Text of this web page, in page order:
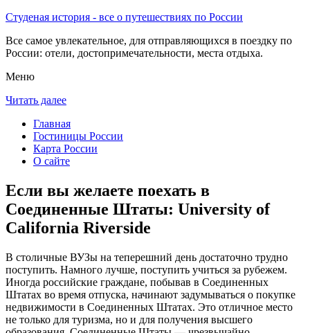
Студеная история - все о путешествиях по России
Все самое увлекательное, для отправляющихся в поездку по
России: отели, достопримечательности, места отдыха.
Меню
Читать далее
Главная
Гостиницы России
Карта России
О сайте
Если вы желаете поехать в
Соединенные Штаты: University of
California Riverside
В столичные ВУЗы на теперешний день достаточно трудно
поступить. Намного лучше, поступить учиться за рубежем.
Иногда российские граждане, побывав в Соединенных
Штатах во время отпуска, начинают задумываться о покупке
недвижимости в Соединенных Штатах. Это отличное место
не только для туризма, но и для получения высшего